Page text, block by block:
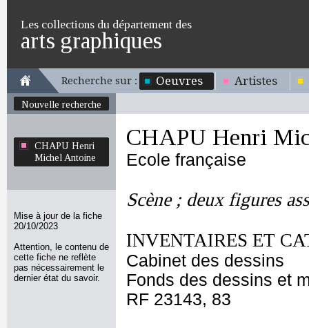
Les collections du département des
arts graphiques
Recherche sur : Oeuvres Artistes
Nouvelle recherche
CHAPU Henri
Michel Antoine
Mise à jour de la fiche
20/10/2023
Attention, le contenu de
cette fiche ne reflète
pas nécessairement le
dernier état du savoir.
CHAPU Henri
Ecole française
Scène ; deux figures
INVENTAIRES ET
Cabinet des dessins
Fonds des dessins et
RF 23143, 83